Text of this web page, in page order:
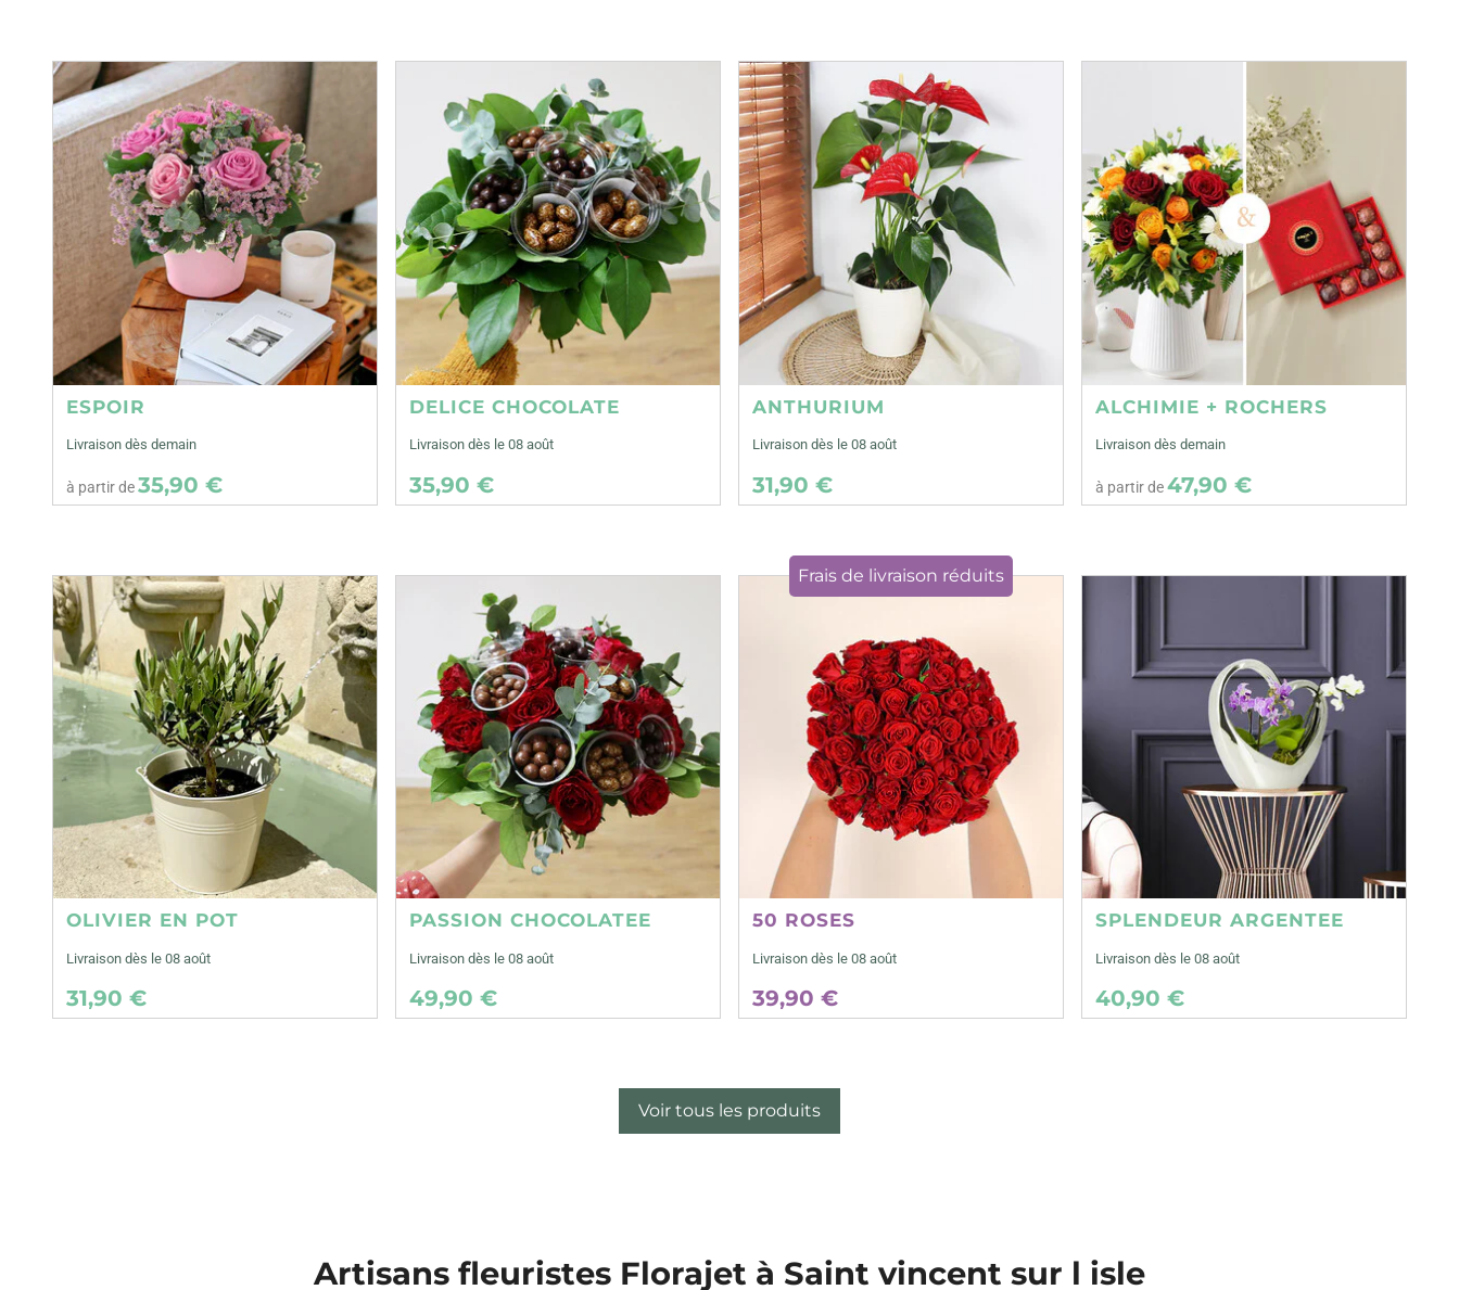
ESPOIR
Livraison dès demain
à partir de35,90 €
DELICE CHOCOLATE
Livraison dès le 08 août
35,90 €
ANTHURIUM
Livraison dès le 08 août
31,90 €
ALCHIMIE + ROCHERS
Livraison dès demain
à partir de47,90 €
OLIVIER EN POT
Livraison dès le 08 août
31,90 €
PASSION CHOCOLATEE
Livraison dès le 08 août
49,90 €
Frais de livraison réduits
50 ROSES
Livraison dès le 08 août
39,90 €
SPLENDEUR ARGENTEE
Livraison dès le 08 août
40,90 €
Voir tous les produits
Artisans fleuristes Florajet à Saint vincent sur l isle